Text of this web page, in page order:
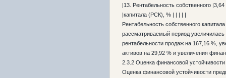
|13. Рентабельность собственного
|капитала (РСК), % | | | | |
Рентабельность собственного
рассматриваемый период увеличилась
рентабельности продаж на 167,16 %,
активов на 29,92 % и увеличения
2.3.2 Оценка финансовой
Оценка финансовой устойчивости